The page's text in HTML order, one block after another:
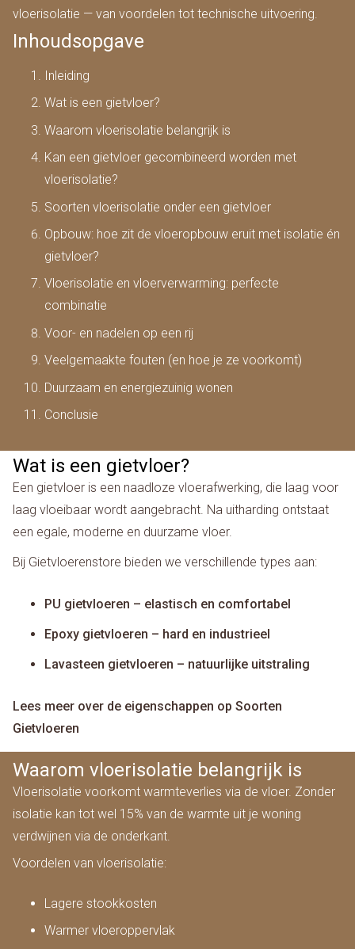
vloerisolatie — van voordelen tot technische uitvoering.
Inhoudsopgave
Inleiding
Wat is een gietvloer?
Waarom vloerisolatie belangrijk is
Kan een gietvloer gecombineerd worden met
vloerisolatie?
Soorten vloerisolatie onder een gietvloer
Opbouw: hoe zit de vloeropbouw eruit met isolatie én
gietvloer?
Vloerisolatie en vloerverwarming: perfecte
combinatie
Voor- en nadelen op een rij
Veelgemaakte fouten (en hoe je ze voorkomt)
Duurzaam en energiezuinig wonen
Conclusie
Wat is een gietvloer?
Een gietvloer is een naadloze vloerafwerking, die laag voor
laag vloeibaar wordt aangebracht. Na uitharding ontstaat
een egale, moderne en duurzame vloer.
Bij Gietvloerenstore bieden we verschillende types aan:
PU gietvloeren – elastisch en comfortabel
Epoxy gietvloeren – hard en industrieel
Lavasteen gietvloeren – natuurlijke uitstraling
Lees meer over de eigenschappen op Soorten
Gietvloeren
Waarom vloerisolatie belangrijk is
Vloerisolatie voorkomt warmteverlies via de vloer. Zonder
isolatie kan tot wel 15% van de warmte uit je woning
verdwijnen via de onderkant.
Voordelen van vloerisolatie:
Lagere stookkosten
Warmer vloeroppervlak